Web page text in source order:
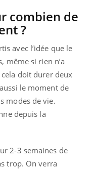
combien de
?
avec l’idée que le
même si rien n’a
doit durer deux
le moment de
modes de vie.
depuis la
2-3 semaines de
trop. On verra